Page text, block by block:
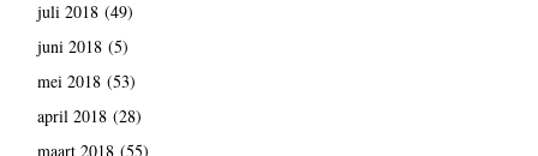
juli 2018(49)
juni 2018(5)
mei 2018(53)
april 2018(28)
maart 2018(55)